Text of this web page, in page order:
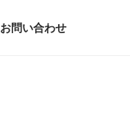
お問い合わせ